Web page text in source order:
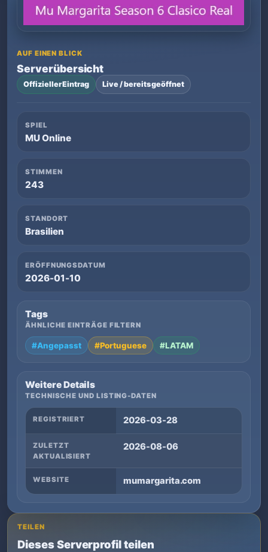
AUF EINEN BLICK
Serverübersicht
Offizieller Eintrag Live / bereits geöffnet
SPIEL
MU Online
STIMMEN
243
STANDORT
Brasilien
ERÖFFNUNGSDATUM
2026-01-10
Tags
ÄHNLICHE EINTRÄGE FILTERN
#Angepasst #Portuguese #LATAM
Weitere Details
TECHNISCHE UND LISTING-DATEN
REGISTRIERT 2026-03-28
ZULETZT
AKTUALISIERT
2026-08-06
WEBSITE mumargarita.com
TEILEN
Dieses Serverprofil teilen